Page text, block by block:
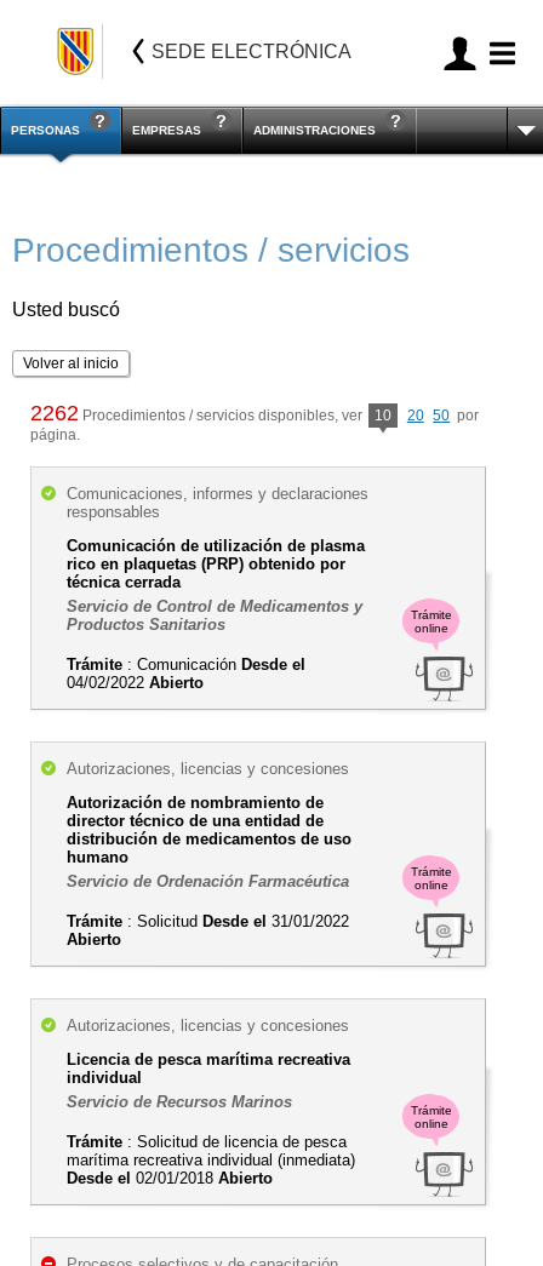
SEDE ELECTRÓNICA
PERSONAS EMPRESAS ADMINISTRACIONES
Procedimientos / servicios
Usted buscó
Volver al inicio
2262 Procedimientos / servicios disponibles, ver 10 20 50 por
página.
Trámite
online
Comunicaciones, informes y declaraciones
responsables
Comunicación de utilización de plasma
rico en plaquetas (PRP) obtenido por
técnica cerrada
Servicio de Control de Medicamentos y
Productos Sanitarios
Trámite : Comunicación Desde el
04/02/2022 Abierto
Trámite
online
Autorizaciones, licencias y concesiones
Autorización de nombramiento de
director técnico de una entidad de
distribución de medicamentos de uso
humano
Servicio de Ordenación Farmacéutica
Trámite : Solicitud Desde el 31/01/2022
Abierto
Trámite
online
Autorizaciones, licencias y concesiones
Licencia de pesca marítima recreativa
individual
Servicio de Recursos Marinos
Trámite : Solicitud de licencia de pesca
marítima recreativa individual (inmediata)
Desde el 02/01/2018 Abierto